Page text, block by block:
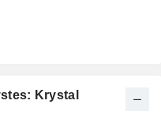
Krystal